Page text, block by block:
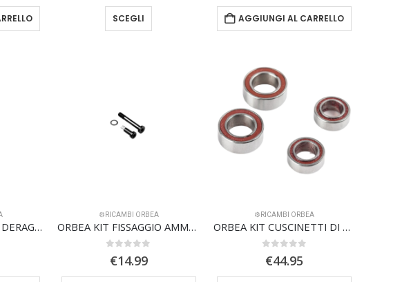
SCEGLI
prodotto
del
AGGIUNGI AL CARRELLO
ORBEA FORCELLINO DERAGLIATORE POSTERIORE Nº19 QR MTB
⚙️RICAMBI ORBEA
ORBEA KIT FISSAGGIO AMMORTIZZATORE RISE 21
€14.99
⚙️RICAMBI ORBEA
ORBEA KIT CUSCINETTI DI COLLEGAMENTO OIZ 23
€44.95